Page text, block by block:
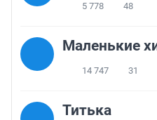
5 778 48
Маленькие
14 747 31
Титька